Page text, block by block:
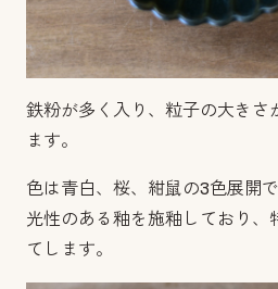
鉄粉が多く入り、粒子の大きさ
ます。
色は青白、桜、紺鼠の3色展開
光性のある釉を施釉しており、
てします。